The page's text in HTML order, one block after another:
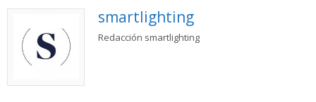
smartlighting
Redacción smartlighting